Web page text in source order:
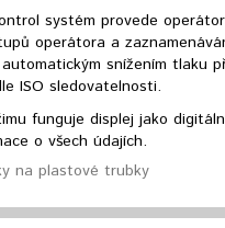
systém provede
operátora a
snížením tlaku
ISO sledovatelnosti.
funguje displej jako
o všech údajích.
na plastové trubky